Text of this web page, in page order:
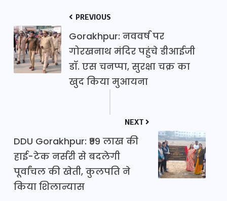
PREVIOUS
Gorakhpur: नववर्ष पर
गोरखनाथ मंदिर पहुंचे डीआईजी
डॉ. एस चनप्पा, सुरक्षा चक्र का
खुद किया मुआयना
NEXT
DDU Gorakhpur: ₹99 लाख की
हाई-टेक नर्सरी से बदलेगी
पूर्वांचल की खेती, कुलपति ने
किया शिलान्यास